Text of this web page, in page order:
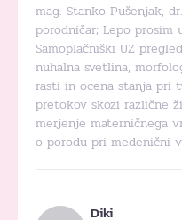
mag. Stanko Pušenjak,
porodničar; Lepo prosim
Samoplačniški UZ
nuhalna svetlina,
rasti in ocena stanja pri
pretokov skozi različne
merjenje materničnega
o porodu pri medenični
Diki